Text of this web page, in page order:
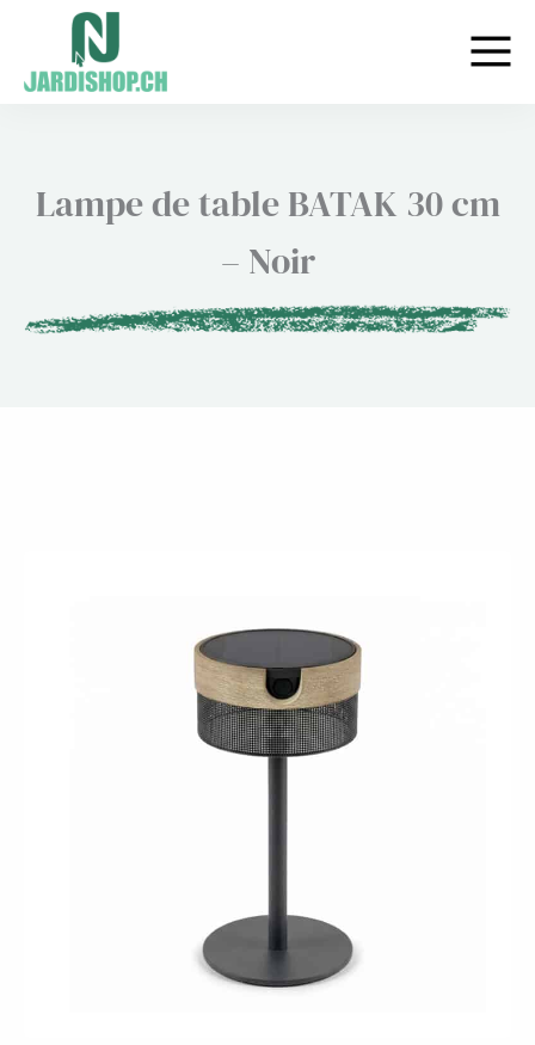
contenu
Lampe de table BATAK 30 cm
– Noir